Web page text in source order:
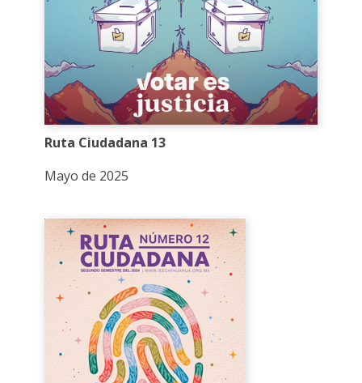
Ruta Ciudadana 13
Mayo de 2025